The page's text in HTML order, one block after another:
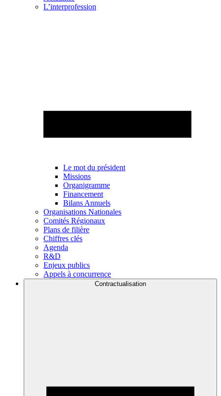
L’interprofession
Le mot du président
Missions
Organigramme
Financement
Bilans Annuels
Organisations Nationales
Comités Régionaux
Plans de filière
Chiffres clés
Agenda
R&D
Enjeux publics
Appels à concurrence
Contractualisation